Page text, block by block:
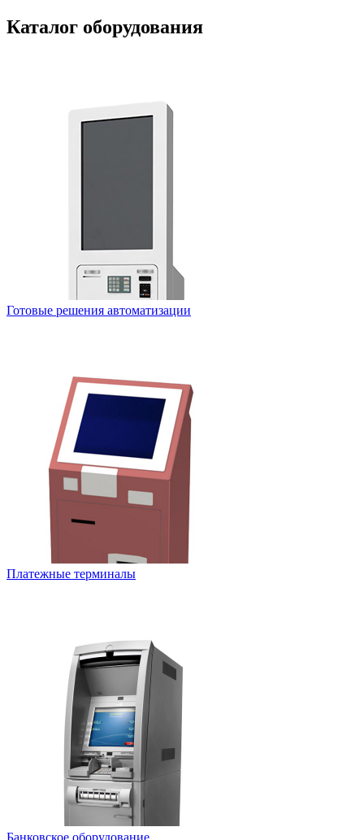
Каталог оборудования
Готовые решения автоматизации
Платежные терминалы
Банковское оборудование